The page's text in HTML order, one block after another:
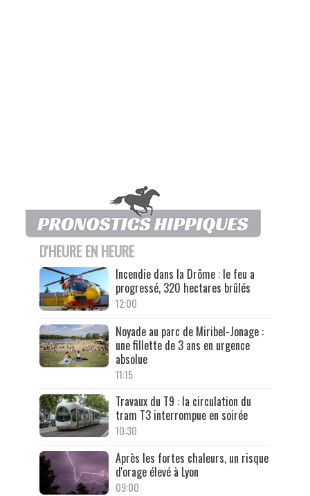
D'HEURE EN HEURE
Incendie dans la Drôme : le feu a
progressé, 320 hectares brûlés
12:00
Noyade au parc de Miribel-Jonage :
une fillette de 3 ans en urgence
absolue
11:15
Travaux du T9 : la circulation du
tram T3 interrompue en soirée
10:30
Après les fortes chaleurs, un risque
d'orage élevé à Lyon
09:00